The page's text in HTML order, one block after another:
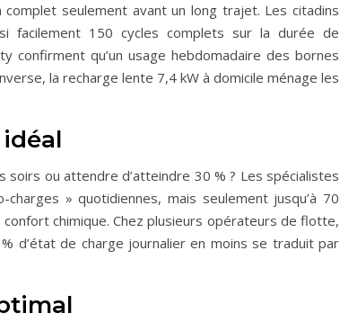
seulement avant un long trajet. Les citadins
facilement 150 cycles complets sur la durée de
confirment qu’un usage hebdomadaire des bornes
la recharge lente 7,4 kW à domicile ménage les
ou attendre d’atteindre 30 % ? Les spécialistes
» quotidiennes, mais seulement jusqu’à 70
chimique. Chez plusieurs opérateurs de flotte,
d’état de charge journalier en moins se traduit par